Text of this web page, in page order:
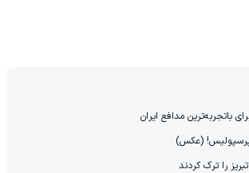
باتجربه‌ترین مدافع ایران
پرسپولیس! (عکس)
را ترک کردند